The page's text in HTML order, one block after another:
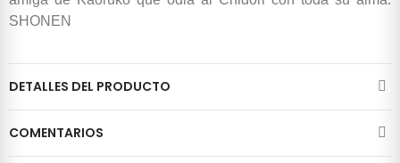
SHONEN
DETALLES DEL PRODUCTO
COMENTARIOS